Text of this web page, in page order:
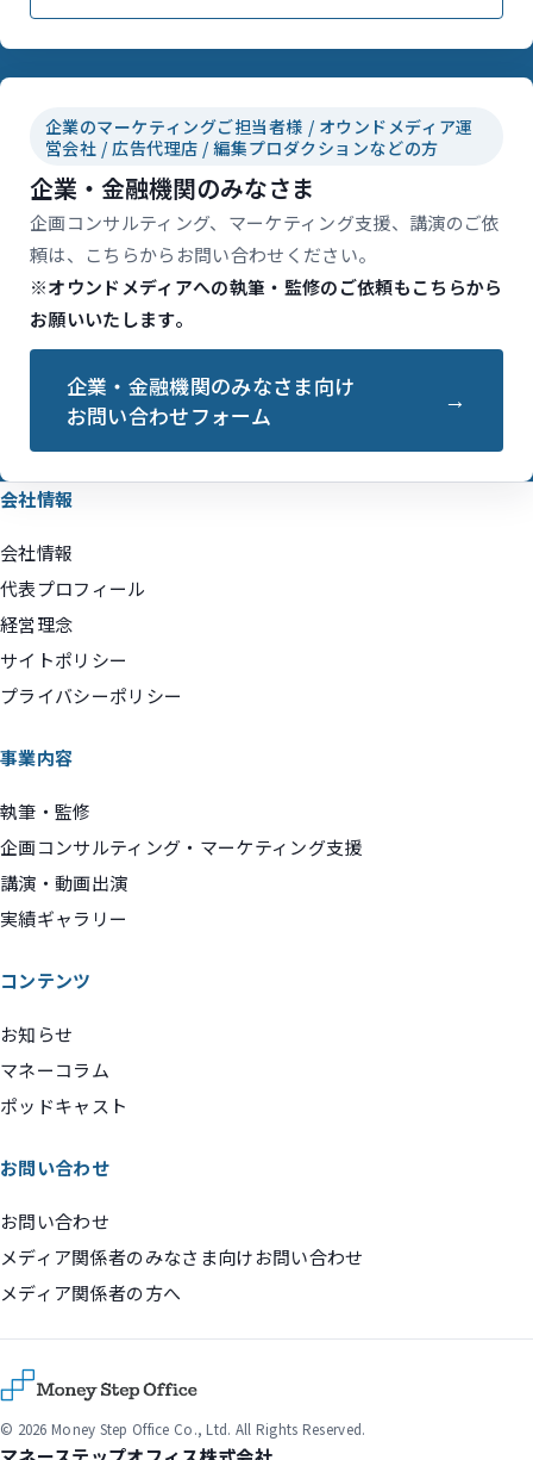
企業のマーケティングご担当者様 / オウンドメディア運
営会社 / 広告代理店 / 編集プロダクションなどの方
企業・金融機関のみなさま
企画コンサルティング、マーケティング支援、講演のご依
頼は、こちらからお問い合わせください。
※オウンドメディアへの執筆・監修のご依頼もこちらから
お願いいたします。
企業・金融機関のみなさま向け
お問い合わせフォーム
会社情報
会社情報
代表プロフィール
経営理念
サイトポリシー
プライバシーポリシー
事業内容
執筆・監修
企画コンサルティング・マーケティング支援
講演・動画出演
実績ギャラリー
コンテンツ
お知らせ
マネーコラム
ポッドキャスト
お問い合わせ
お問い合わせ
メディア関係者のみなさま向けお問い合わせ
メディア関係者の方へ
© 2026 Money Step Office Co., Ltd. All Rights Reserved.